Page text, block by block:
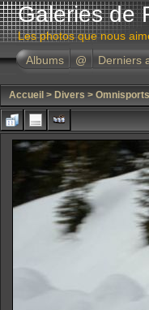
Galeries de
Les photos que nous
Albums
@ Derniers
Accueil > Divers >